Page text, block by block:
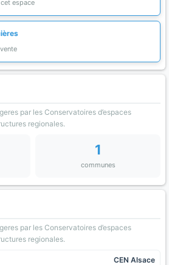
espace
par les Conservatoires d’espaces
regionales.
1
communes
par les Conservatoires d’espaces
regionales.
CEN Alsace